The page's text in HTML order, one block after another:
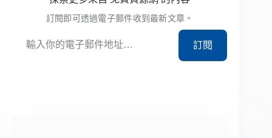
訂閱即可透過電子郵件收到最新文章。
訂閱